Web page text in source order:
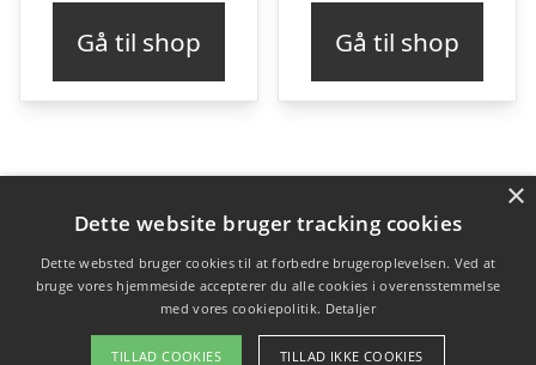
Gå til shop Gå til shop
Varekategorier
Produkter
Copyright 2026 - Pilanto Aps
×
Dette website bruger tracking cookies
Dette websted bruger cookies til at forbedre brugeroplevelsen. Ved at
bruge vores hjemmeside accepterer du alle cookies i overensstemmelse
med vores cookiepolitik. Detaljer
TILLAD COOKIES TILLAD IKKE COOKIES